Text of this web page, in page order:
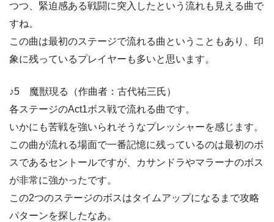
つつ、緊迫感ある戦闘に突入したという流れも見える曲で
すね。
この曲は最初のステージで流れる曲ということもあり、印
象に残っているプレイヤーも多いと思います。
♪5 魔獣現る（作曲者：古代祐三氏）
各ステージのAct1ボス戦で流れる曲です。
いかにも苦戦を強いられそうなプレッシャーを感じます。
この曲が流れる場面で一番記憶に残っているのは最初のボ
スであるセントールですが、カサンドラやマラーナのボス
が非常に強かったです。
この2つのステージのボスはタイムアップになるまで攻略
パターンを探したなあ。